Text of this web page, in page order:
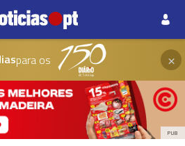
para os ×
PUB